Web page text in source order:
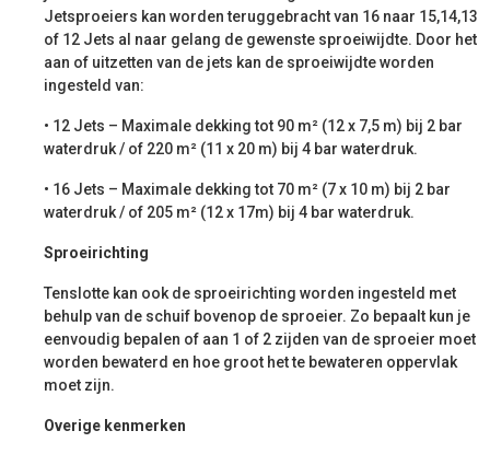
Jetsproeiers kan worden teruggebracht van 16 naar 15,14,13
of 12 Jets al naar gelang de gewenste sproeiwijdte. Door het
aan of uitzetten van de jets kan de sproeiwijdte worden
ingesteld van:
• 12 Jets – Maximale dekking tot 90 m² (12 x 7,5 m) bij 2 bar
waterdruk / of 220 m² (11 x 20 m) bij 4 bar waterdruk.
• 16 Jets – Maximale dekking tot 70 m² (7 x 10 m) bij 2 bar
waterdruk / of 205 m² (12 x 17m) bij 4 bar waterdruk.
Sproeirichting
Tenslotte kan ook de sproeirichting worden ingesteld met
behulp van de schuif bovenop de sproeier. Zo bepaalt kun je
eenvoudig bepalen of aan 1 of 2 zijden van de sproeier moet
worden bewaterd en hoe groot het te bewateren oppervlak
moet zijn.
Overige kenmerken